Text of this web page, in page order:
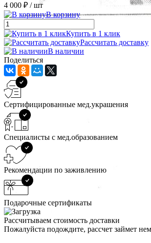
4 000 ₽ / шт
В корзину
Купить в 1 клик
Рассчитать доставку
В наличии
Поделиться
Сертифицированные мед.украшения
Специалисты с мед.образованием
Рекомендации по заживлению
Подарочные сертификаты
Рассчитываем стоимость доставки
Пожалуйста подождите, рассчет займет